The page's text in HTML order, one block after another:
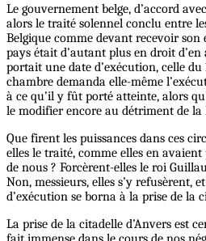
Le gouvernement belge, d’accord
alors le traité solennel conclu entre
Belgique comme devant recevoir
pays était d’autant plus en droit
portait une date d’exécution, celle du
chambre demanda elle-même
à ce qu’il y fût porté atteinte, alors
le modifier encore au détriment de la
Que firent les puissances dans ces
elles le traité, comme elles en avaient
de nous ? Forcèrent-elles le roi
Non, messieurs, elles s’y refusèrent,
d’exécution se borna à la prise de la
La prise de la citadelle d’Anvers est